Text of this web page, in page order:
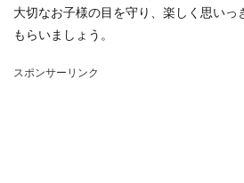
大切なお子様の目を守り、楽しく思いっ
もらいましょう。
スポンサーリンク